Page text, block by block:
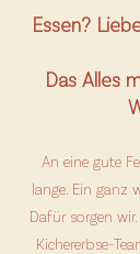
Essen?
Das Alles
An eine gute
lange. Ein ganz
Dafür sorgen
Kichererbse-